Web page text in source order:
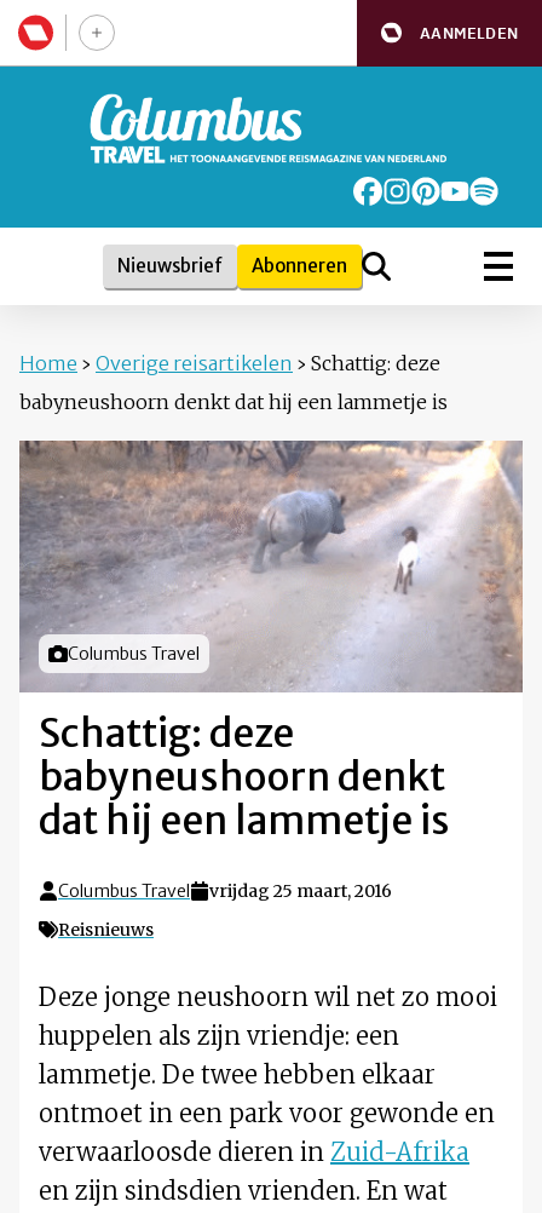
AANMELDEN
Nieuwsbrief Abonneren
Home › Overige reisartikelen › Schattig: deze
babyneushoorn denkt dat hij een lammetje is
Foto door
Columbus Travel
Schattig: deze
babyneushoorn denkt
dat hij een lammetje is
Columbus Travel
vrijdag 25 maart, 2016
Reisnieuws
Deze jonge neushoorn wil net zo mooi
huppelen als zijn vriendje: een
lammetje. De twee hebben elkaar
ontmoet in een park voor gewonde en
verwaarloosde dieren in Zuid-Afrika
en zijn sindsdien vrienden. En wat